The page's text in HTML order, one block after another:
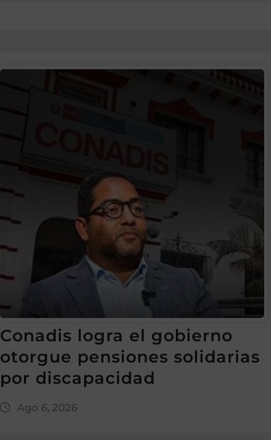
Conadis logra el gobierno
otorgue pensiones solidarias
por discapacidad
Ago 6, 2026